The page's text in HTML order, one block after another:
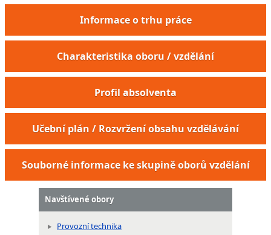
Informace o trhu práce
Charakteristika oboru / vzdělání
Profil absolventa
Učební plán / Rozvržení obsahu vzdělávání
Souborné informace ke skupině oborů vzdělání
Navštívené obory
Provozní technika